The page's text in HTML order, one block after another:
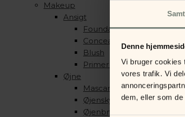
Denne
Vi bruger cookies
vores trafik. Vi
dem, eller som
Makeup
Ansigt
Foundation & Pudder
Concealer, Contour &
Blush
Primer & Setting Spray
Øjne
Mascara & Eyeliner
Øjenskygge
Øjenbryn